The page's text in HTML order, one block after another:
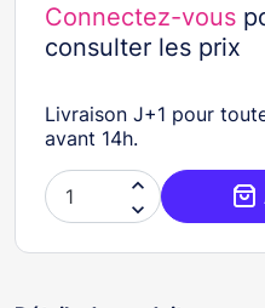
Connectez-vous
consulter les prix
Livraison J+1 pour
avant 14h.

